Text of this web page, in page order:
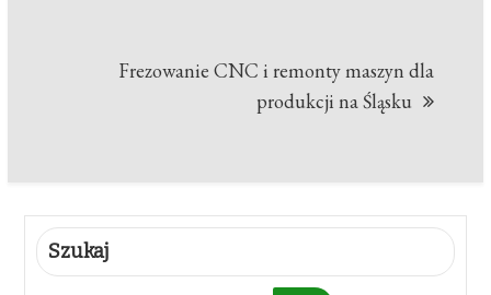
Frezowanie CNC i remonty maszyn dla
produkcji na Śląsku
Szukaj